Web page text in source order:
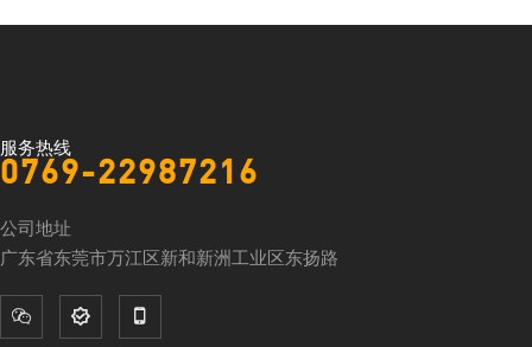
服务热线
0769-22987216
公司地址
广东省东莞市万江区新和新洲工业区东扬路
  